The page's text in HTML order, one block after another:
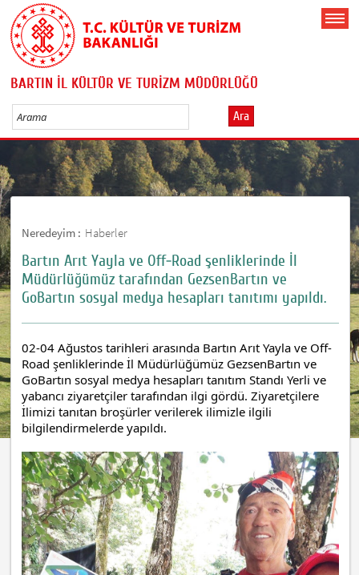
BARTIN İL KÜLTÜR VE TURİZM MÜDÜRLÜĞÜ
Ara
Neredeyim : Haberler
Bartın Arıt Yayla ve Off-Road şenliklerinde İl
Müdürlüğümüz tarafından GezsenBartın ve
GoBartın sosyal medya hesapları tanıtımı yapıldı.
02-04 Ağustos tarihleri arasında Bartın Arıt Yayla ve Off-
Road şenliklerinde İl Müdürlüğümüz GezsenBartın ve
GoBartın sosyal medya hesapları tanıtım Standı Yerli ve
yabancı ziyaretçiler tarafından ilgi gördü. Ziyaretçilere
İlimizi tanıtan broşürler verilerek ilimizle ilgili
bilgilendirmelerde yapıldı.